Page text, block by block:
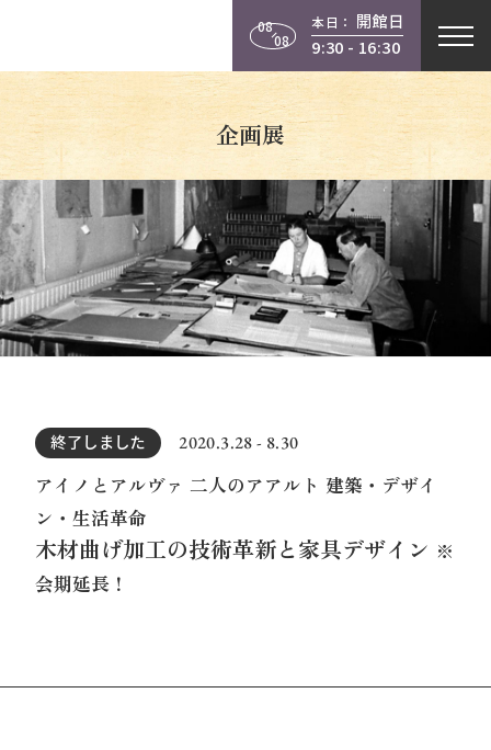
08
08
本日：
開館日
9:30 - 16:30
企画展
終了しました 2020.3.28 - 8.30
アイノとアルヴァ 二人のアアルト 建築・デザイ
ン・生活革命
木材曲げ加工の技術革新と家具デザイン ※
会期延長！